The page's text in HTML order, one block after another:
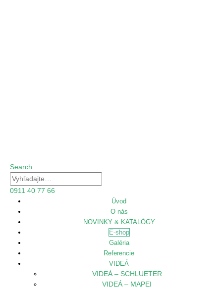
Search
0911 40 77 66
Úvod
O nás
NOVINKY & KATALÓGY
E-shop
Galéria
Referencie
VIDEÁ
VIDEÁ – SCHLUETER
VIDEÁ – MAPEI